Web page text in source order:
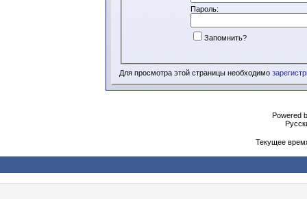
Пароль:
Запомнить?
Для просмотра этой страницы необходимо
Powered
Текущее